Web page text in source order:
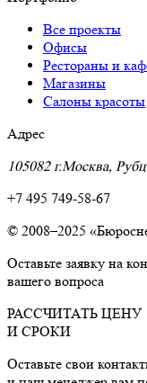
Все проекты
Офисы
Рестораны и
Магазины
Салоны красоты
Адрес
105082 г.Москва,
+7 495 749-58-67
© 2008–2025
Оставьте заявку на
вашего вопроса
РАССЧИТАТЬ ЦЕНУ
И СРОКИ
Оставьте свои